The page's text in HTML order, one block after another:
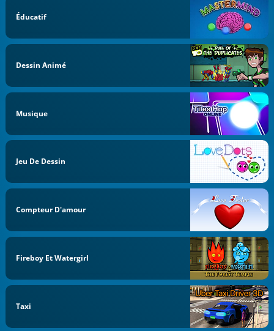
Éducatif
Dessin Animé
Musique
Jeu De Dessin
Compteur D'amour
Fireboy Et Watergirl
Taxi